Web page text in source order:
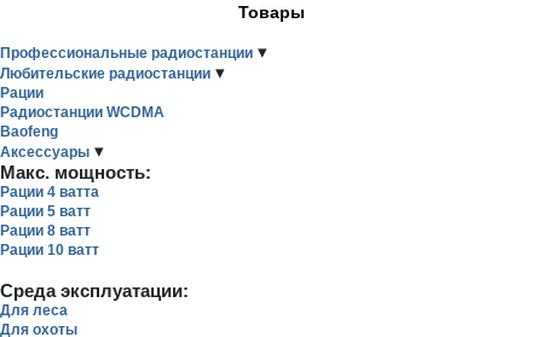
Товары
Профессиональные радиостанции ▾
Любительские радиостанции ▾
Рации
Радиостанции WCDMA
Baofeng
Аксессуары ▾
Макс. мощность:
Рации 4 ватта
Рации 5 ватт
Рации 8 ватт
Рации 10 ватт
Среда эксплуатации:
Для леса
Для охоты